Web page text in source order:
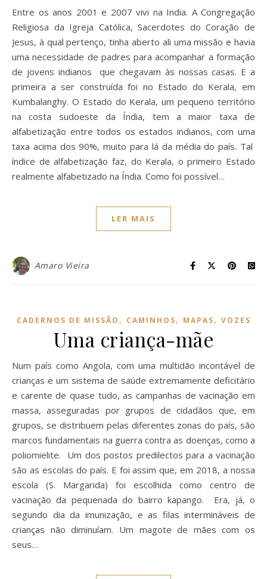
Entre os anos 2001 e 2007 vivi na India. A Congregação
Religiosa da Igreja Católica, Sacerdotes do Coração de
Jesus, à qual pertenço, tinha aberto ali uma missão e havia
uma necessidade de padres para acompanhar a formação
de jovens indianos que chegavam às nossas casas. E a
primeira a ser construída foi no Estado do Kerala, em
Kumbalanghy. O Estado do Kerala, um pequeno território
na costa sudoeste da Índia, tem a maior taxa de
alfabetização entre todos os estados indianos, com uma
taxa acima dos 90%, muito para lá da média do país. Tal
índice de alfabetização faz, do Kerala, o primeiro Estado
realmente alfabetizado na Índia. Como foi possível…
LER MAIS
Amaro Vieira
CADERNOS DE MISSÃO , CAMINHOS, MAPAS, VOZES
Uma criança-mãe
Num país como Angola, com uma multidão incontável de
crianças e um sistema de saúde extremamente deficitário
e carente de quase tudo, as campanhas de vacinação em
massa, asseguradas por grupos de cidadãos que, em
grupos, se distribuem pelas diferentes zonas do país, são
marcos fundamentais na guerra contra as doenças, como a
poliomielite. Um dos postos predilectos para a vacinação
são as escolas do país. E foi assim que, em 2018, a nossa
escola (S. Margarida) foi escolhida como centro de
vacinação da pequenada do bairro kapango. Era, já, o
segundo dia da imunização, e as filas intermináveis de
crianças não diminuíam. Um magote de mães com os
seus…